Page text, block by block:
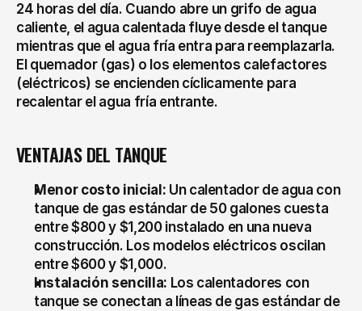
24 horas del día. Cuando abre un grifo de agua
caliente, el agua calentada fluye desde el tanque
mientras que el agua fría entra para reemplazarla.
El quemador (gas) o los elementos calefactores
(eléctricos) se encienden cíclicamente para
recalentar el agua fría entrante.
VENTAJAS DEL TANQUE
Menor costo inicial: Un calentador de agua con
tanque de gas estándar de 50 galones cuesta
entre $800 y $1,200 instalado en una nueva
construcción. Los modelos eléctricos oscilan
entre $600 y $1,000.
Instalación sencilla: Los calentadores con
tanque se conectan a líneas de gas estándar de